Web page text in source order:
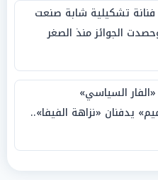
فنانة تشكيلية شابة صنعت
الجوائز منذ الصغر
«الفار السياسي»
يدفنان «نزاهة الفيفا»..